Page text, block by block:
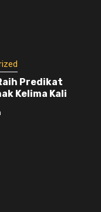
Predikat
Kelima Kali